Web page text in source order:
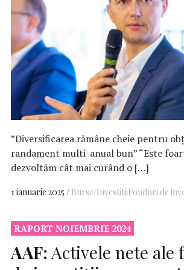
”Diversificarea rămâne cheie pentru
randament multi-anual bun” “Este
dezvoltăm cât mai curând o […]
1 ianuarie 2025 Burse/InvestitiiFonduri de
RAPORT NOIEMBRIE 2024
AAF: Activele nete